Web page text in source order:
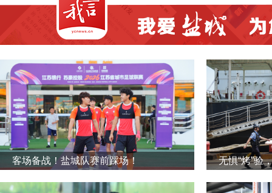
客场备战！盐城队赛前踩场！ 无惧“烤”验